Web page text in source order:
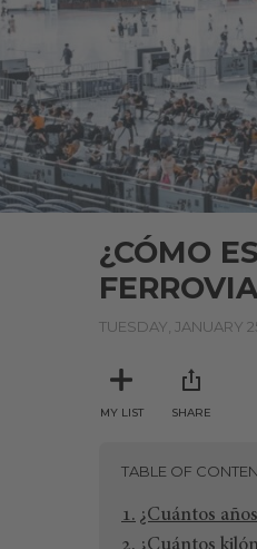
¿CÓMO
TUESDAY, JANUARY
MY LIST SHARE
TABLE OF
¿Cuántos